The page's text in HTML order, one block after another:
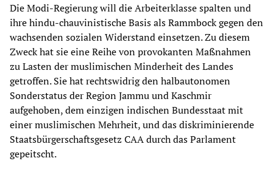
Die Modi-Regierung will die Arbeiterklasse spalten und
ihre hindu-chauvinistische Basis als Rammbock gegen den
wachsenden sozialen Widerstand einsetzen. Zu diesem
Zweck hat sie eine Reihe von provokanten Maßnahmen
zu Lasten der muslimischen Minderheit des Landes
getroffen. Sie hat rechtswidrig den halbautonomen
Sonderstatus der Region Jammu und Kaschmir
aufgehoben, dem einzigen indischen Bundesstaat mit
einer muslimischen Mehrheit, und das diskriminierende
Staatsbürgerschaftsgesetz CAA durch das Parlament
gepeitscht.